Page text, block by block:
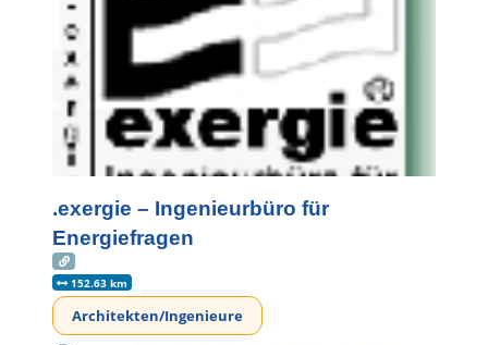
.exergie – Ingenieurbüro für
Energiefragen
152.63 km
Architekten/Ingenieure